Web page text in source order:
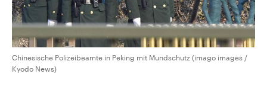
Chinesische Polizeibeamte in Peking mit Mundschutz (imago images /
Kyodo News)